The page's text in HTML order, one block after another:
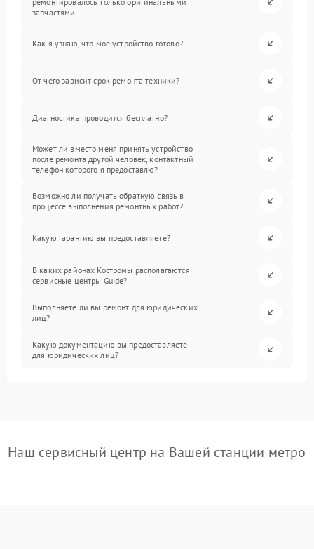
запчастями.
Как я узнаю, что мое устройство готово?
От чего зависит срок ремонта техники?
Диагностика проводится бесплатно?
Может ли вместо меня принять устройство
после ремонта другой человек, контактный
телефон которого я предоставлю?
Возможно ли получать обратную связь в
процессе выполнения ремонтных работ?
Какую гарантию вы предоставляете?
В каких районах Костромы располагаются
сервисные центры Guide?
Выполняете ли вы ремонт для юридических
лиц?
Какую документацию вы предоставляете
для юридических лиц?
Наш сервисный центр на Вашей станции метро